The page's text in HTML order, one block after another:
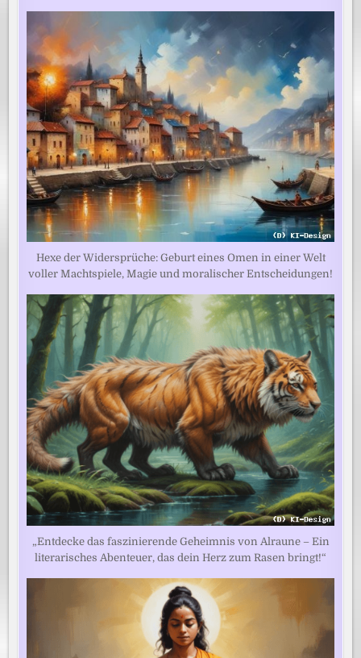
Hexe der Widersprüche: Geburt eines Omen in einer Welt
voller Machtspiele, Magie und moralischer Entscheidungen!
„Entdecke das faszinierende Geheimnis von Alraune – Ein
literarisches Abenteuer, das dein Herz zum Rasen bringt!“